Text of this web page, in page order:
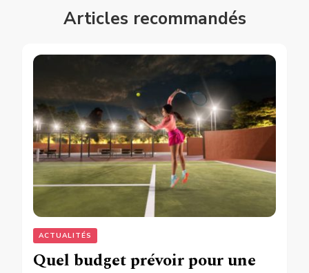
Articles recommandés
ACTUALITÉS
Quel budget prévoir pour une